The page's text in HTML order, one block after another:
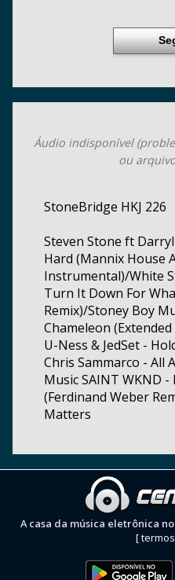
Áudio indisponível
ou
StoneBridge HKJ 226
Steven Stone ft
Hard (Mannix House
Instrumental)/White
Turn It Down For
Remix)/Stoney Boy
Chameleon
U-Ness & JedSet -
Chris Sammarco - All
Music SAINT WKND
(Ferdinand Weber
Matters
A casa da música eletrônica
[